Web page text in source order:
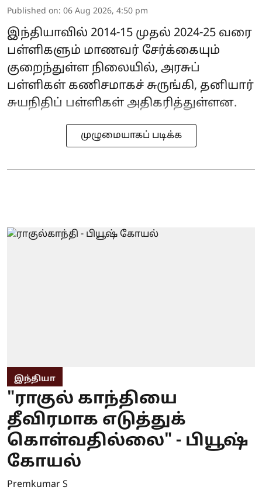
Published on: 06 Aug 2026, 4:50 pm
இந்தியாவில் 2014-15 முதல் 2024-25 வரை
பள்ளிகளும் மாணவர் சேர்க்கையும்
குறைந்துள்ள நிலையில், அரசுப்
பள்ளிகள் கணிசமாகச் சுருங்கி, தனியார்
சுயநிதிப் பள்ளிகள் அதிகரித்துள்ளன.
முழுமையாகப் படிக்க
இந்தியா
"ராகுல் காந்தியை
தீவிரமாக எடுத்துக்
கொள்வதில்லை" - பியூஷ்
கோயல்
Premkumar S